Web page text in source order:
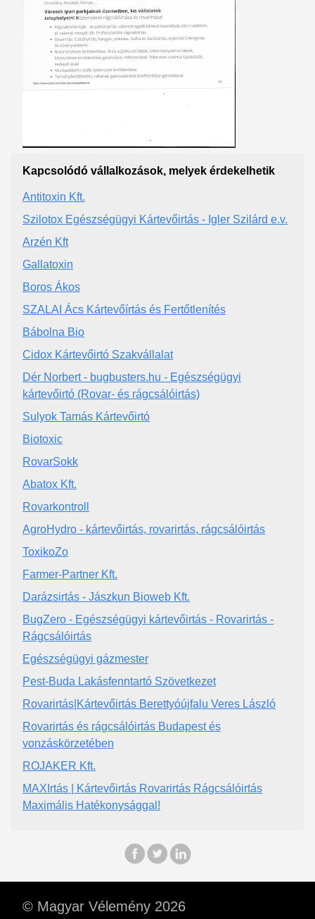
Kapcsolódó vállalkozások, melyek érdekelhetik
Antitoxin Kft.
Szilotox Egészségügyi Kártevőirtás - Igler Szilárd e.v.
Arzén Kft
Gallatoxin
Boros Ákos
SZALAI Ács Kártevőírtás és Fertőtlenítés
Bábolna Bio
Cidox Kártevőirtó Szakvállalat
Dér Norbert - bugbusters.hu - Egészségügyi
kártevőirtó (Rovar- és rágcsálóirtás)
Sulyok Tamás Kártevőirtó
Biotoxic
RovarSokk
Abatox Kft.
Rovarkontroll
AgroHydro - kártevőirtás, rovarirtás, rágcsálóirtás
ToxikoZo
Farmer-Partner Kft.
Darázsirtás - Jászkun Bioweb Kft.
BugZero - Egészségügyi kártevőirtás - Rovarirtás -
Rágcsálóirtás
Egészségügyi gázmester
Pest-Buda Lakásfenntartó Szövetkezet
Rovarirtás|Kártevőirtás Berettyóújfalu Veres László
Rovarirtás és rágcsálóirtás Budapest és
vonzáskörzetében
ROJAKER Kft.
MAXIrtás | Kártevőirtás Rovarirtás Rágcsálóirtás
Maximális Hatékonysággal!
© Magyar Vélemény 2026